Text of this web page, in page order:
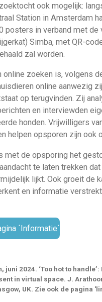
ook mogelijk:
Station in Amsterdam
posters in verband met de
Simba, met QR-
zal worden.
online zoeken is, volgens
online aanwezig
op terugvinden. Zij
en interviewden
honden. Vrijwilligers
helpen opsporen zijn ook
met de opsporing het
te laten trekken
lijkt. Ook groeit de
en informatie
´Informatie´
juni 2024. ‘Too hot to
in virtual space. J.
UK. Zie ook de pagina